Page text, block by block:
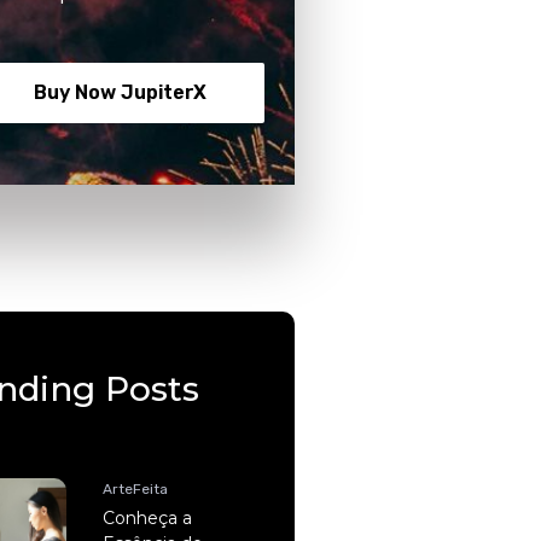
Buy Now JupiterX
Posts
ArteFeita
Conheça a